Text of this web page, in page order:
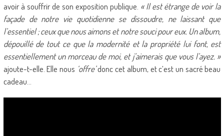
avoir à souffrir de son exposition publique. « Il est étrange de voir la
façade de notre vie quotidienne se dissoudre, ne laissant que
l’essentiel ; ceux que nous aimons et notre souci pour eux. Un album,
dépouillé de tout ce que la modernité et la propriété lui font, est
essentiellement un morceau de moi, et j’aimerais que vous l’ayez. »
ajoute-t-elle. Elle nous ‘offre’donc cet album, et c’est un sacré beau
cadeau…